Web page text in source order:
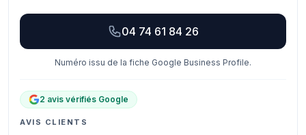
04 74 61 84 26
Numéro issu de la fiche Google Business Profile.
2 avis vérifiés Google
AVIS CLIENTS